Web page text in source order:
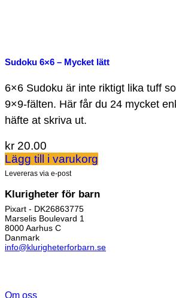
Sudoku 6×6 – Mycket lätt
6×6 Sudoku är inte riktigt lika tuff
9×9-fälten. Här får du 24 mycket
häfte at skriva ut.
kr 20.00
Lägg till i varukorg
Levereras via e-post
Klurigheter för barn
Pixart - DK26863775
Marselis Boulevard 1
8000 Aarhus C
Danmark
info@klurigheterforbarn.se
Om oss